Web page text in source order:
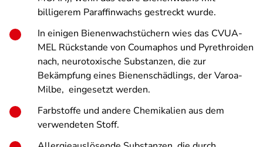
billigerem Paraffinwachs gestreckt wurde.
In einigen Bienenwachstüchern wies das CVUA-
MEL Rückstande von Coumaphos und Pyrethroiden
nach, neurotoxische Substanzen, die zur
Bekämpfung eines Bienenschädlings, der Varoa-
Milbe, eingesetzt werden.
Farbstoffe und andere Chemikalien aus dem
verwendeten Stoff.